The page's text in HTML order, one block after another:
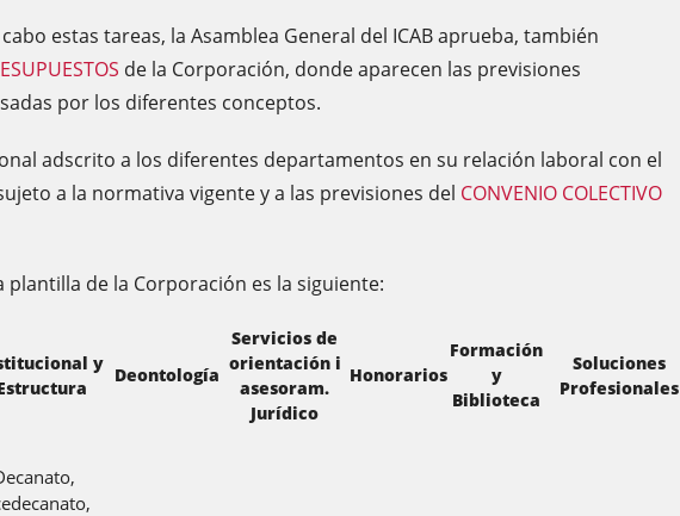
estas tareas, la Asamblea General del ICAB aprueba, también
de la Corporación, donde aparecen las previsiones
por los diferentes conceptos.
adscrito a los diferentes departamentos en su relación laboral con el
a la normativa vigente y a las previsiones del CONVENIO COLECTIVO
plantilla de la Corporación es la siguiente:
y
Deontología
Servicios de
orientación i
asesoram.
Jurídico
Honorarios
Formación
y
Biblioteca
Soluciones
Profesionales